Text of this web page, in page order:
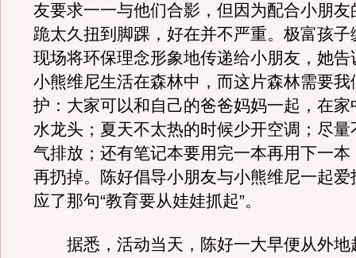
友要求一一与他们合影，但因为配合小朋友
跪太久扭到脚踝，好在并不严重。极富孩子
现场将环保理念形象地传递给小朋友，她告
小熊维尼生活在森林中，而这片森林需要我
护：大家可以和自己的爸爸妈妈一起，在家
水龙头；夏天不太热的时候少开空调；尽量
气排放；还有笔记本要用完一本再用下一本
再扔掉。陈好倡导小朋友与小熊维尼一起爱
应了那句“教育要从娃娃抓起”。
据悉，活动当天，陈好一大早便从外地